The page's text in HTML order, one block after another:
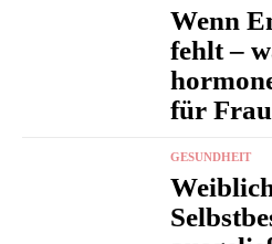
Wenn
fehlt –
für
GESUNDHEIT